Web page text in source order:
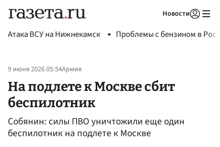
Новости
Атака ВСУ на Нижнекамск Проблемы с бензином в
9 июня 2026 05:54Армия
На подлете к Москве сбит
беспилотник
Собянин: силы ПВО уничтожили еще один
беспилотник на подлете к Москве